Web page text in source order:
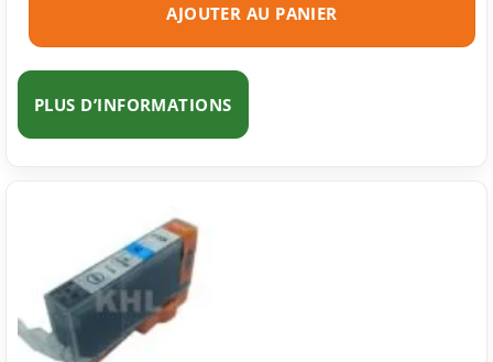
AJOUTER AU PANIER
PLUS D’INFORMATIONS